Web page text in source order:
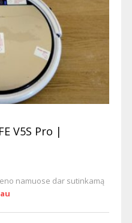
V5S Pro |
namuose dar sutinkamą